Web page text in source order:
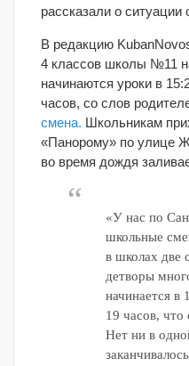
рассказали о
В редакцию
4 классов школы №11
начинаются уроки в
часов, со слов
смена. Школьникам
«Панорому» по улице
во время дождя
«У нас по
школьные
в школах две
детворы
начинается в
19 часов, что
Нет ни в